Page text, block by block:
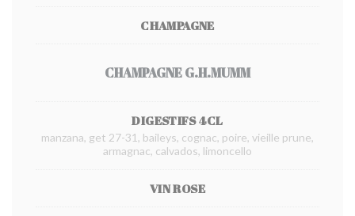
CHAMPAGNE
CHAMPAGNE G.H.MUMM
DIGESTIFS 4CL
manzana, get 27-31, baileys, cognac, poire, vieille prune,
armagnac, calvados, limoncello
VIN ROSE